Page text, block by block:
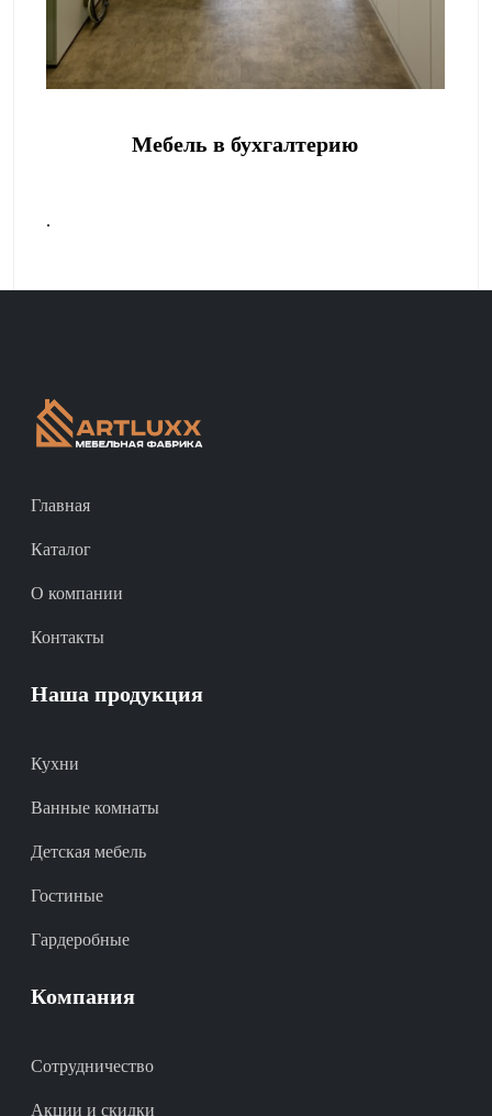
Мебель в бухгалтерию
.
Главная
Каталог
О компании
Контакты
Наша продукция
Кухни
Ванные комнаты
Детская мебель
Гостиные
Гардеробные
Компания
Сотрудничество
Акции и скидки